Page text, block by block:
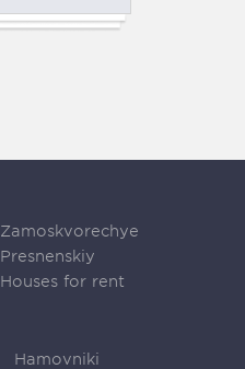
Zamoskvorechye
Presnenskiy
Houses for rent
Hamovniki